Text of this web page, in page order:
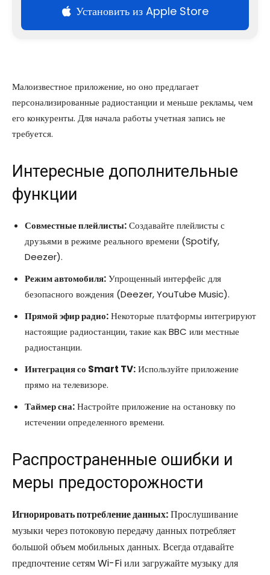
Установить из Apple Store
Малоизвестное приложение, но оно предлагает
персонализированные радиостанции и меньше рекламы, чем
его конкуренты. Для начала работы учетная запись не
требуется.
Интересные дополнительные
функции
Совместные плейлисты:Создавайте плейлисты с
друзьями в режиме реального времени (Spotify,
Deezer).
Режим автомобиля:Упрощенный интерфейс для
безопасного вождения (Deezer, YouTube Music).
Прямой эфир радио:Некоторые платформы интегрируют
настоящие радиостанции, такие как BBC или местные
радиостанции.
Интеграция со Smart TV:Используйте приложение
прямо на телевизоре.
Таймер сна:Настройте приложение на остановку по
истечении определенного времени.
Распространенные ошибки и
меры предосторожности
Игнорировать потребление данных:Прослушивание
музыки через потоковую передачу данных потребляет
большой объем мобильных данных. Всегда отдавайте
предпочтение сетям Wi-Fi или загружайте музыку для